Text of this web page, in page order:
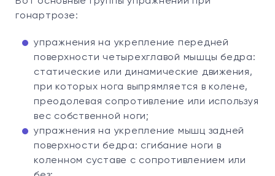
гонартрозе:
упражнения на укрепление передней
поверхности четырехглавой мышцы бедра:
статические или динамические движения,
при которых нога выпрямляется в колене,
преодолевая сопротивление или используя
вес собственной ноги;
упражнения на укрепление мышц задней
поверхности бедра: сгибание ноги в
коленном суставе с сопротивлением или